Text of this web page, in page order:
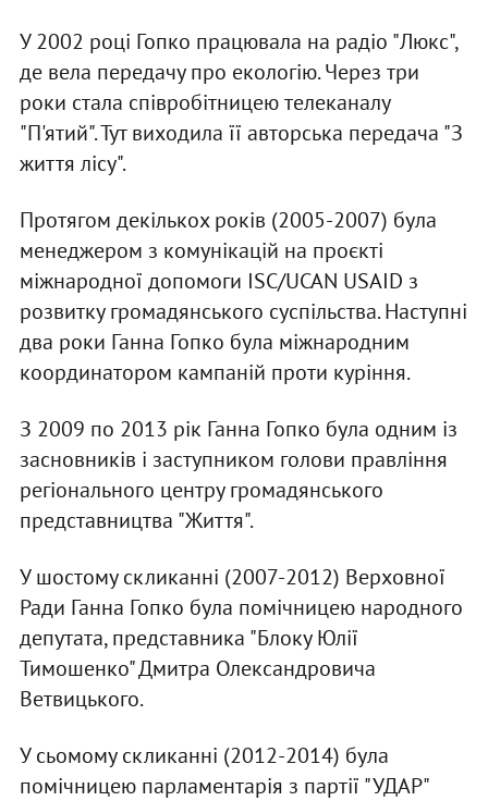
У 2002 році Гопко працювала на радіо "Люкс",
де вела передачу про екологію. Через три
роки стала співробітницею телеканалу
"П'ятий". Тут виходила її авторська передача "З
життя лісу".
Протягом декількох років (2005-2007) була
менеджером з комунікацій на проєкті
міжнародної допомоги ISC/UCAN USAID з
розвитку громадянського суспільства. Наступні
два роки Ганна Гопко була міжнародним
координатором кампаній проти куріння.
З 2009 по 2013 рік Ганна Гопко була одним із
засновників і заступником голови правління
регіонального центру громадянського
представництва "Життя".
У шостому скликанні (2007-2012) Верховної
Ради Ганна Гопко була помічницею народного
депутата, представника "Блоку Юлії
Тимошенко" Дмитра Олександровича
Ветвицького.
У сьомому скликанні (2012-2014) була
помічницею парламентарія з партії "УДАР"